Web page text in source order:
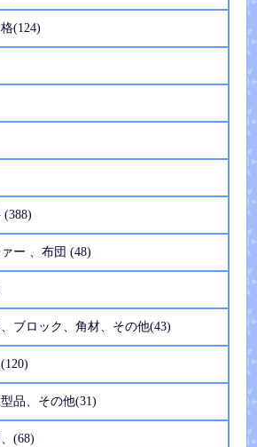
(124)
(388)
ー 、布団 (48)
ブロック、角材、その他(43)
品、その他(31)
(68)